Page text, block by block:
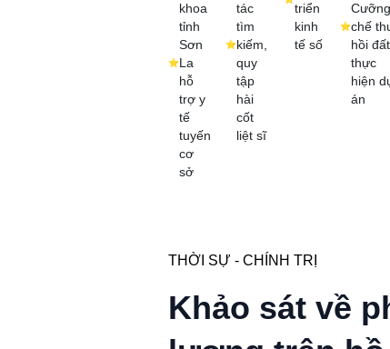
khoa
tỉnh
Sơn
La
hỗ
trợ y
tế
tuyến
cơ
sở
tác
tìm
kiếm,
quy
tập
hài
cốt
liệt sĩ
triển
kinh
tế số
Cưỡng
chế
hồi đất
thực
hiện
án
THỜI SỰ - CHÍNH TRỊ
Khảo sát về